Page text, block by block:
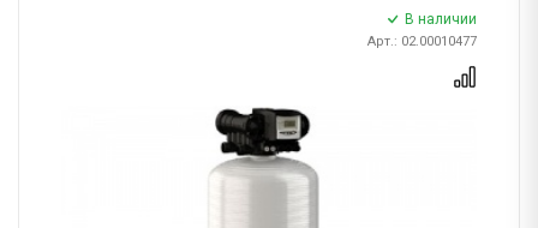
В наличии
Арт.: 02.00010477